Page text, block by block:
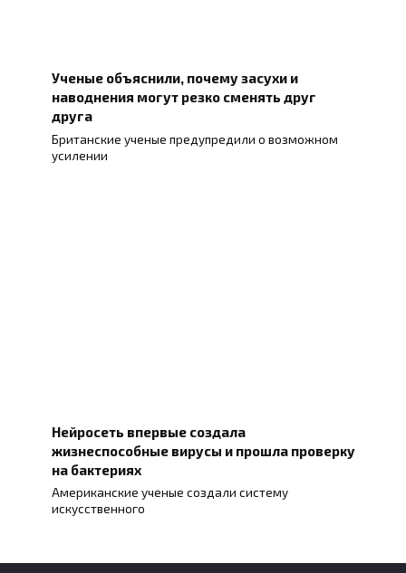
Ученые объяснили, почему засухи и
наводнения могут резко сменять друг
друга
Британские ученые предупредили о возможном
усилении
Нейросеть впервые создала
жизнеспособные вирусы и прошла проверку
на бактериях
Американские ученые создали систему
искусственного